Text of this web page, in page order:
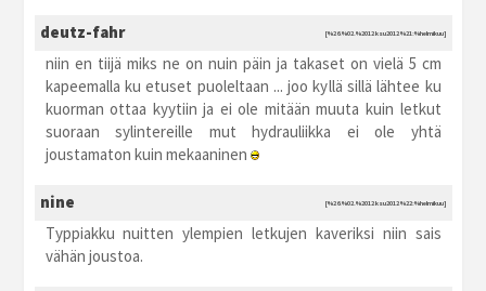
deutz-fahr [%26.%02.%2012 ksu2012 %21:%helmikuu]
niin en tiijä miks ne on nuin päin ja takaset on vielä 5 cm
kapeemalla ku etuset puoleltaan ... joo kyllä sillä lähtee ku
kuorman ottaa kyytiin ja ei ole mitään muuta kuin letkut
suoraan sylintereille mut hydrauliikka ei ole yhtä
joustamaton kuin mekaaninen
nine [%26.%02.%2012 ksu2012 %22:%helmikuu]
Typpiakku nuitten ylempien letkujen kaveriksi niin sais
vähän joustoa.